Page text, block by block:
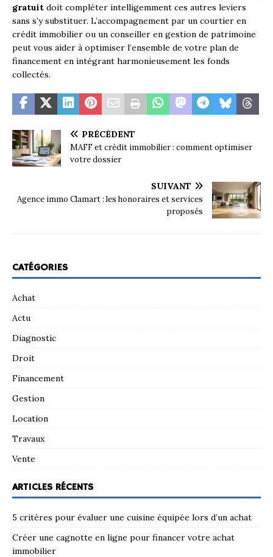
gratuit doit compléter intelligemment ces autres leviers
sans s’y substituer. L’accompagnement par un courtier en
crédit immobilier ou un conseiller en gestion de patrimoine
peut vous aider à optimiser l’ensemble de votre plan de
financement en intégrant harmonieusement les fonds
collectés.
PRÉCÉDENT
MAFF et crédit immobilier : comment optimiser
votre dossier
SUIVANT
Agence immo Clamart : les honoraires et services
proposés
CATÉGORIES
Achat
Actu
Diagnostic
Droit
Financement
Gestion
Location
Travaux
Vente
ARTICLES RÉCENTS
5 critères pour évaluer une cuisine équipée lors d’un achat
Créer une cagnotte en ligne pour financer votre achat
immobilier